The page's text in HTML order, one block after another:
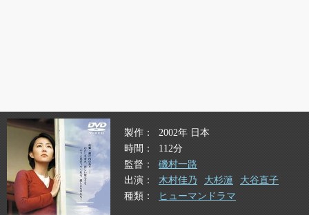
製作
2002年 日本
時間
112分
監督
磯村一路
出演
木村佳乃 大杉漣
大谷直子
種類
ヒューマンドラマ